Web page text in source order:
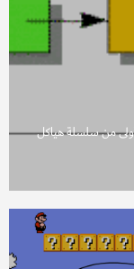
من سلسلة هياكل